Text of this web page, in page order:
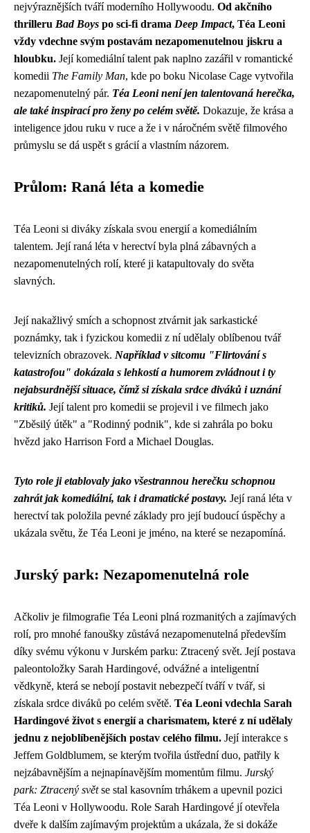
nejvýraznějších tváří moderního Hollywoodu. Od akčního
thrilleru Bad Boys po sci-fi drama Deep Impact, Téa Leoni
vždy vdechne svým postavám nezapomenutelnou jiskru a
hloubku. Její komediální talent pak naplno zazářil v romantické
komedii The Family Man, kde po boku Nicolase Cage vytvořila
nezapomenutelný pár. Téa Leoni není jen talentovaná herečka,
ale také inspirací pro ženy po celém světě. Dokazuje, že krása a
inteligence jdou ruku v ruce a že i v náročném světě filmového
průmyslu se dá uspět s grácií a vlastním názorem.
Průlom: Raná léta a komedie
Téa Leoni si diváky získala svou energií a komediálním
talentem. Její raná léta v herectví byla plná zábavných a
nezapomenutelných rolí, které ji katapultovaly do světa
slavných.
Její nakažlivý smích a schopnost ztvárnit jak sarkastické
poznámky, tak i fyzickou komedii z ní udělaly oblíbenou tvář
televizních obrazovek. Například v sitcomu "Flirtování s
katastrofou" dokázala s lehkostí a humorem zvládnout i ty
nejabsurdnější situace, čímž si získala srdce diváků i uznání
kritiků. Její talent pro komedii se projevil i ve filmech jako
"Zběsilý útěk" a "Rodinný podnik", kde si zahrála po boku
hvězd jako Harrison Ford a Michael Douglas.
Tyto role ji etablovaly jako všestrannou herečku schopnou
zahrát jak komediální, tak i dramatické postavy. Její raná léta v
herectví tak položila pevné základy pro její budoucí úspěchy a
ukázala světu, že Téa Leoni je jméno, na které se nezapomíná.
Jurský park: Nezapomenutelná role
Ačkoliv je filmografie Téa Leoni plná rozmanitých a zajímavých
rolí, pro mnohé fanoušky zůstává nezapomenutelná především
díky svému výkonu v Jurském parku: Ztracený svět. Její postava
paleontoložky Sarah Hardingové, odvážné a inteligentní
vědkyně, která se nebojí postavit nebezpečí tváří v tvář, si
získala srdce diváků po celém světě. Téa Leoni vdechla Sarah
Hardingové život s energií a charismatem, které z ní udělaly
jednu z nejoblíbenějších postav celého filmu. Její interakce s
Jeffem Goldblumem, se kterým tvořila ústřední duo, patřily k
nejzábavnějším a nejnapínavějším momentům filmu. Jurský
park: Ztracený světse stal kasovním trhákem a upevnil pozici
Téa Leoni v Hollywoodu. Role Sarah Hardingové jí otevřela
dveře k dalším zajímavým projektům a ukázala, že si dokáže